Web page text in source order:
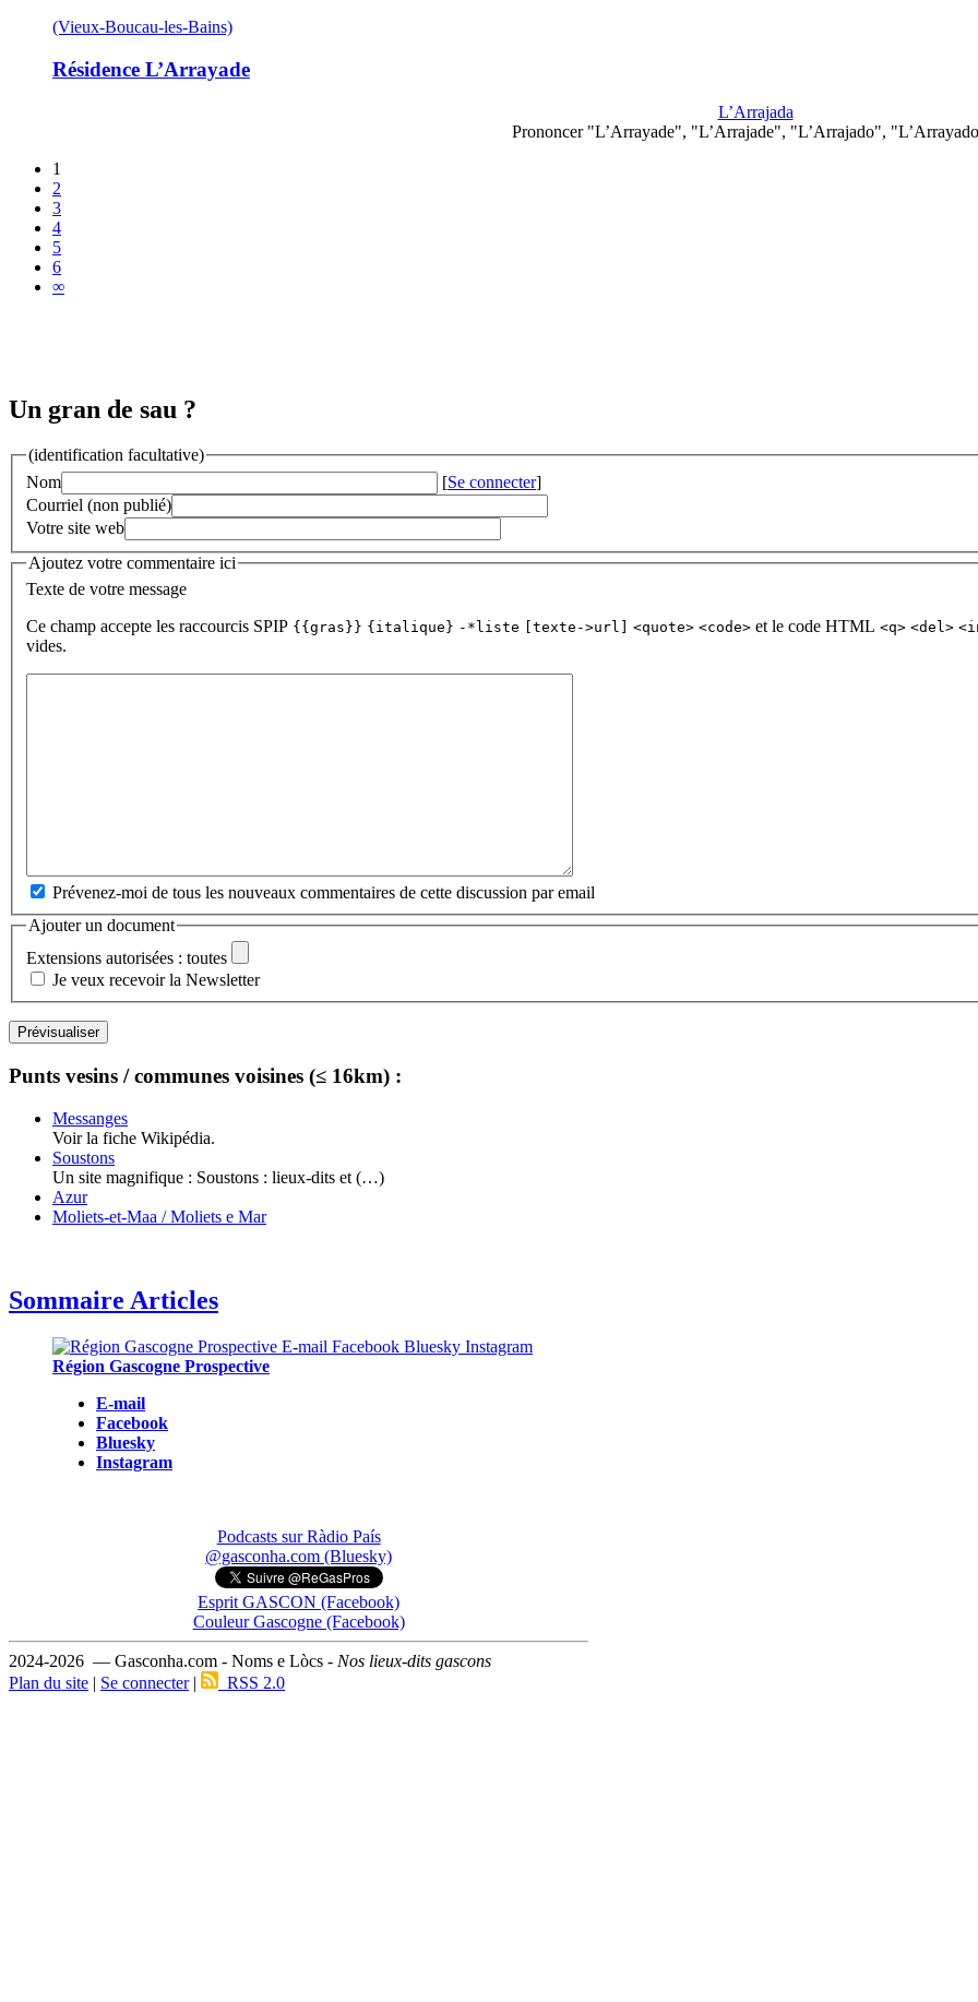
(Vieux-Boucau-les-Bains)
Résidence L’Arrayade
L’Arrajada
Prononcer "L’Arrayade", "L’Arrajade", "L’Arrajado",
1
2
3
4
5
6
∞
Un gran de sau ?
(identification facultative)
Nom
[Se connecter]
Courriel (non publié)
Votre site web
Ajoutez votre commentaire ici
Texte de votre message
Ce champ accepte les raccourcis SPIP {{gras}} {italique} -*liste [texte->url] <quote> <code> et le code HTML <q> <del>
vides.
Prévenez-moi de tous les nouveaux commentaires de cette discussion par email
Ajouter un document
Extensions autorisées : toutes
Je veux recevoir la Newsletter
Punts vesins / communes voisines (≤ 16km) :
Messanges
Voir la fiche Wikipédia.
Soustons
Un site magnifique : Soustons : lieux-dits et (…)
Azur
Moliets-et-Maa / Moliets e Mar
Sommaire Articles
Région Gascogne Prospective
E-mail
Facebook
Bluesky
Instagram
Podcasts sur Ràdio País
@gasconha.com (Bluesky)
Esprit GASCON (Facebook)
Couleur Gascogne (Facebook)
2024-2026 — Gasconha.com - Noms e Lòcs - Nos lieux-dits gascons
Plan du site | Se connecter| RSS 2.0